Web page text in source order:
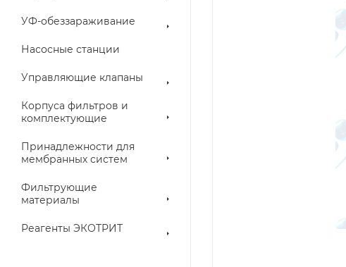
УФ-обеззараживание
Насосные станции
Управляющие клапаны
Корпуса фильтров и
комплектующие
Принадлежности для
мембранных систем
Фильтрующие
материалы
Реагенты ЭКОТРИТ